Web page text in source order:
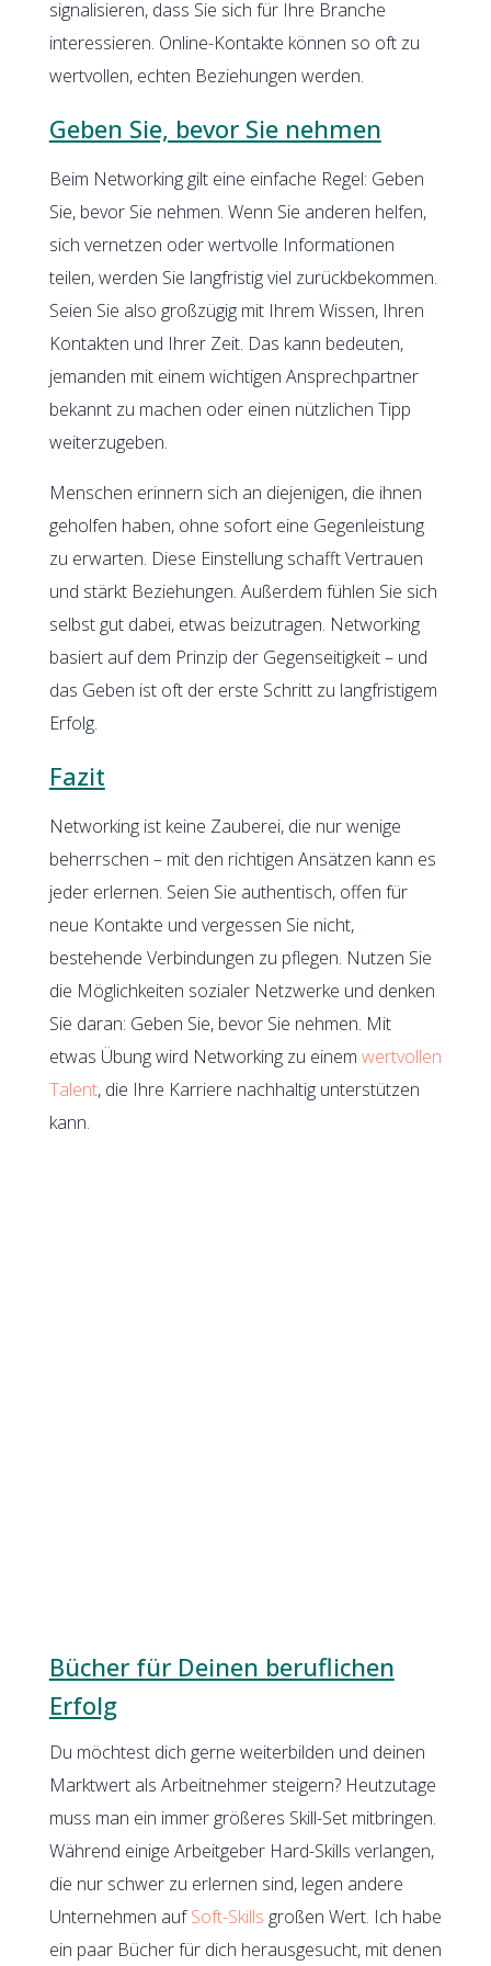
signalisieren, dass Sie sich für Ihre Branche
interessieren. Online-Kontakte können so oft zu
wertvollen, echten Beziehungen werden.
Geben Sie, bevor Sie nehmen
Beim Networking gilt eine einfache Regel: Geben
Sie, bevor Sie nehmen. Wenn Sie anderen helfen,
sich vernetzen oder wertvolle Informationen
teilen, werden Sie langfristig viel zurückbekommen.
Seien Sie also großzügig mit Ihrem Wissen, Ihren
Kontakten und Ihrer Zeit. Das kann bedeuten,
jemanden mit einem wichtigen Ansprechpartner
bekannt zu machen oder einen nützlichen Tipp
weiterzugeben.
Menschen erinnern sich an diejenigen, die ihnen
geholfen haben, ohne sofort eine Gegenleistung
zu erwarten. Diese Einstellung schafft Vertrauen
und stärkt Beziehungen. Außerdem fühlen Sie sich
selbst gut dabei, etwas beizutragen. Networking
basiert auf dem Prinzip der Gegenseitigkeit – und
das Geben ist oft der erste Schritt zu langfristigem
Erfolg.
Fazit
Networking ist keine Zauberei, die nur wenige
beherrschen – mit den richtigen Ansätzen kann es
jeder erlernen. Seien Sie authentisch, offen für
neue Kontakte und vergessen Sie nicht,
bestehende Verbindungen zu pflegen. Nutzen Sie
die Möglichkeiten sozialer Netzwerke und denken
Sie daran: Geben Sie, bevor Sie nehmen. Mit
etwas Übung wird Networking zu einem wertvollen
Talent, die Ihre Karriere nachhaltig unterstützen
kann.
Bücher für Deinen beruflichen
Erfolg
Du möchtest dich gerne weiterbilden und deinen
Marktwert als Arbeitnehmer steigern? Heutzutage
muss man ein immer größeres Skill-Set mitbringen.
Während einige Arbeitgeber Hard-Skills verlangen,
die nur schwer zu erlernen sind, legen andere
Unternehmen aufSoft-Skills großen Wert. Ich habe
ein paar Bücher für dich herausgesucht, mit denen